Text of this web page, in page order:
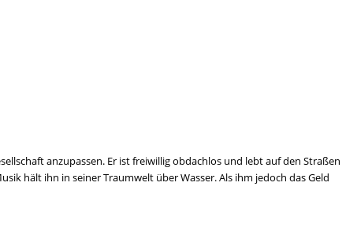
anzupassen. Er ist freiwillig obdachlos und lebt auf den Straßen
hält ihn in seiner Traumwelt über Wasser. Als ihm jedoch das Geld